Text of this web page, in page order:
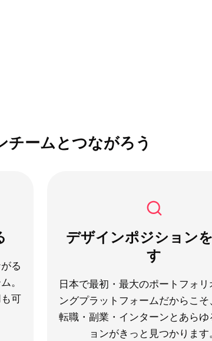
ームとつながろう
る
。
可
デザインポジション
す
日本で最初・最大のポートフォリ
ングプラットフォームだからこそ
転職・副業・インターンとあらゆ
ョンがきっと見つかります。